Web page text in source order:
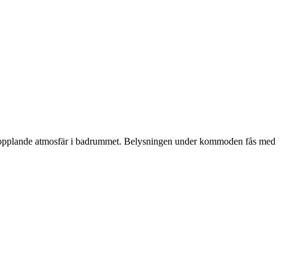
atmosfär i badrummet. Belysningen under kommoden fås med